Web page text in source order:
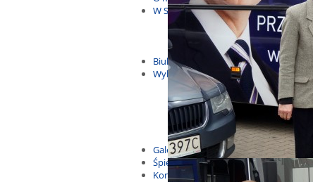
W Sejmie
Patroni Roku 2016
Św. Jan Paweł II Patronem
10.04.2014 - Czwarta Roczniica
Biuletyny
Wybory
Wybory samorządowe
Wybory parlamentarne
Wybory do Parlamentu
Wybory prezydenckie 2020
Wybory 2014
Galeria
Śpiewnik
Kontakt